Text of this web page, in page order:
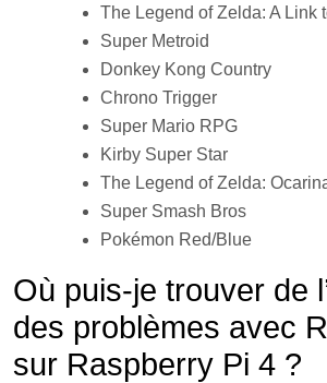
The Legend of Zelda: A Link
Super Metroid
Donkey Kong Country
Chrono Trigger
Super Mario RPG
Kirby Super Star
The Legend of Zelda:
Super Smash Bros
Pokémon Red/Blue
Où puis-je trouver de
des problèmes avec
sur Raspberry Pi 4 ?